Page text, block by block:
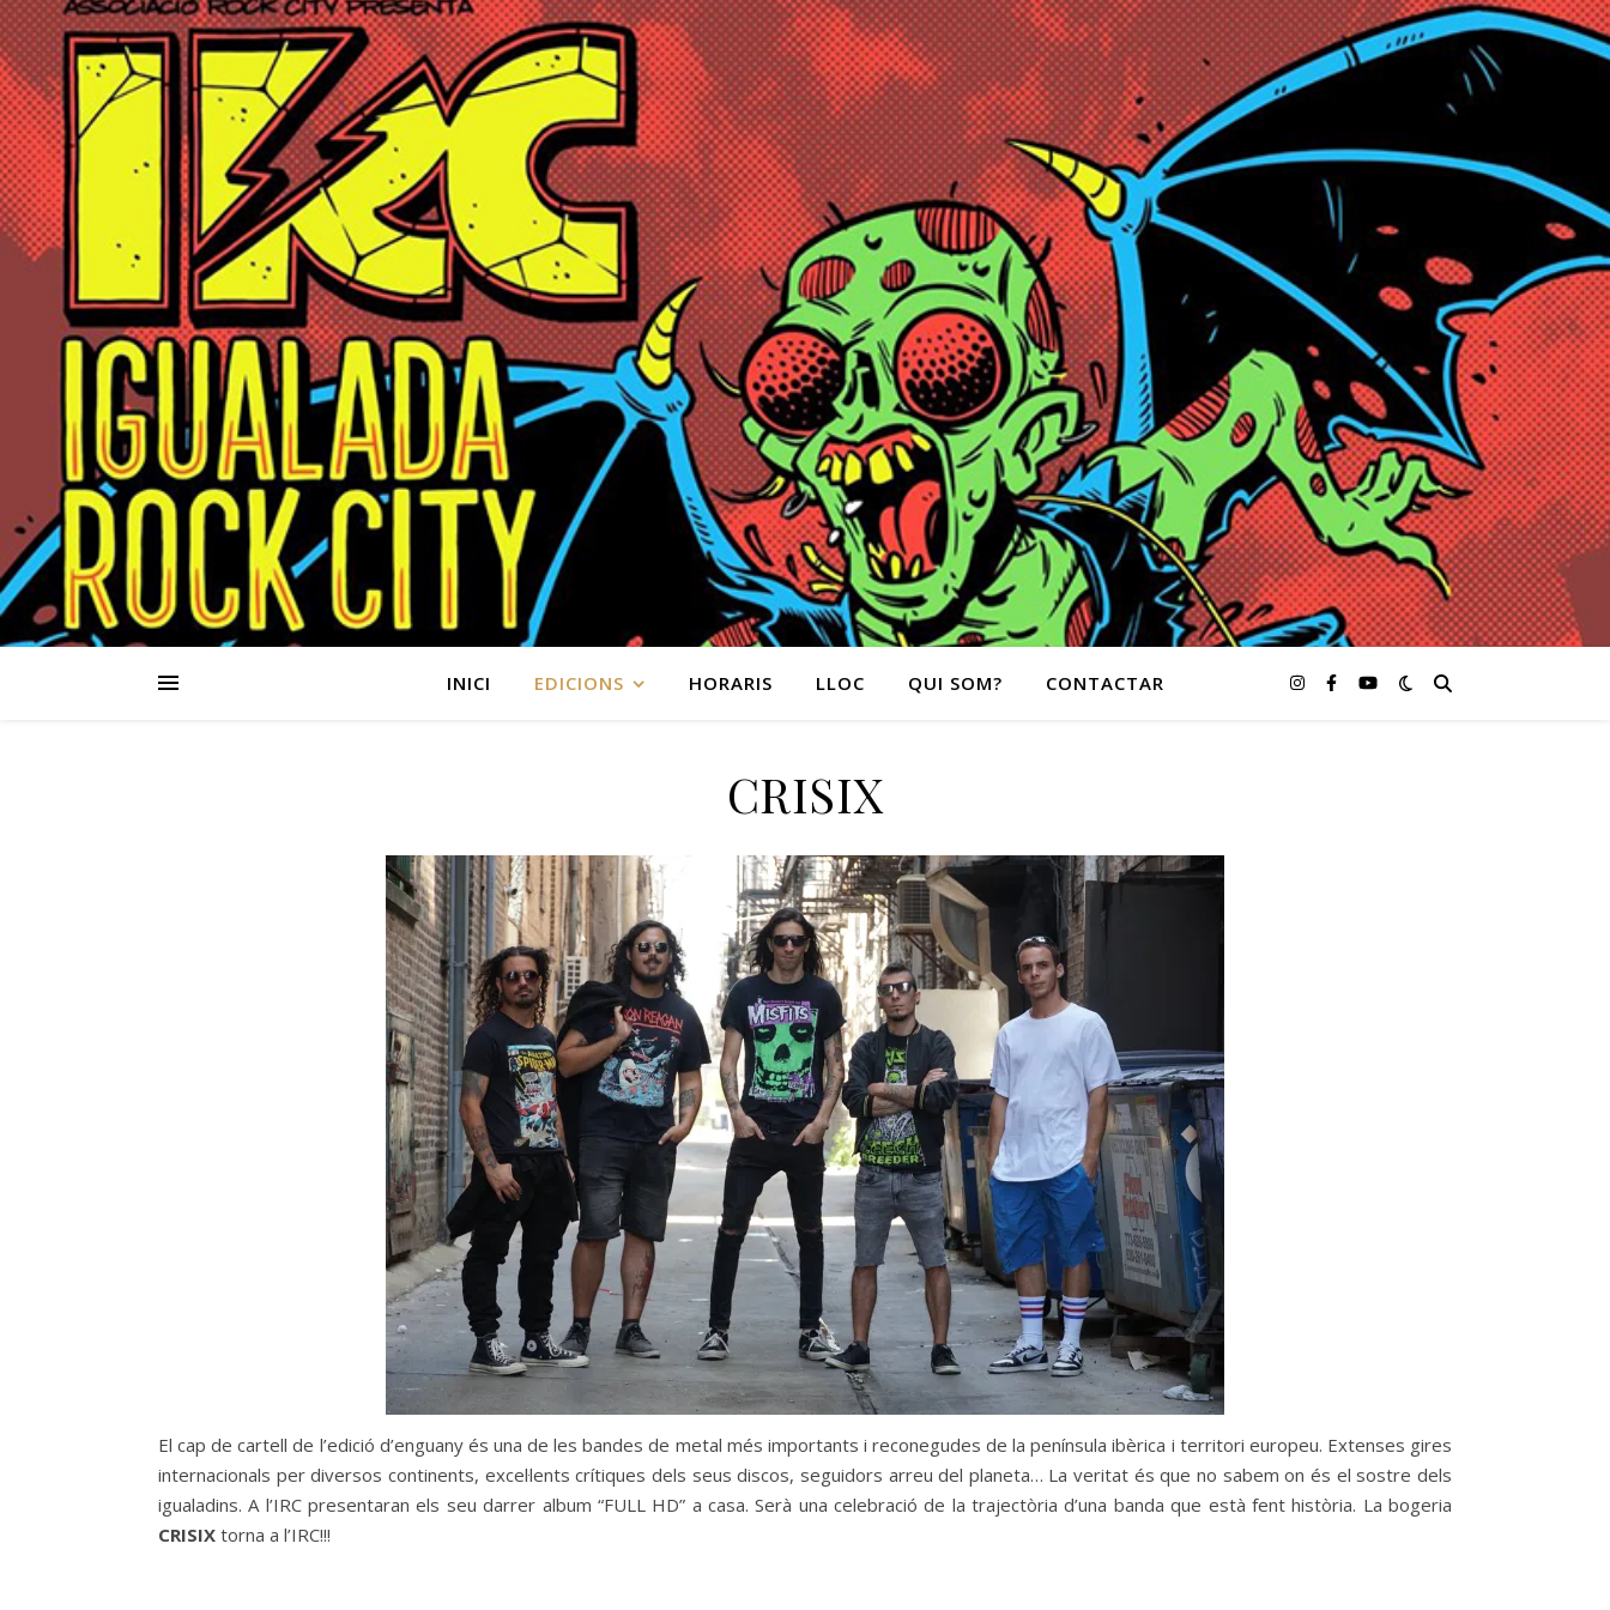
INICI EDICIONS HORARIS LLOC QUI SOM? CONTACTAR
CRISIX
El cap de cartell de l’edició d’enguany és una de les bandes de metal més importants i reconegudes de la península ibèrica i territori europeu. Extenses gires
internacionals per diversos continents, excel·lents crítiques dels seus discos, seguidors arreu del planeta… La veritat és que no sabem on és el sostre dels
igualadins. A l’IRC presentaran els seu darrer album “FULL HD” a casa. Serà una celebració de la trajectòria d’una banda que està fent història. La bogeria
CRISIX torna a l’IRC!!!